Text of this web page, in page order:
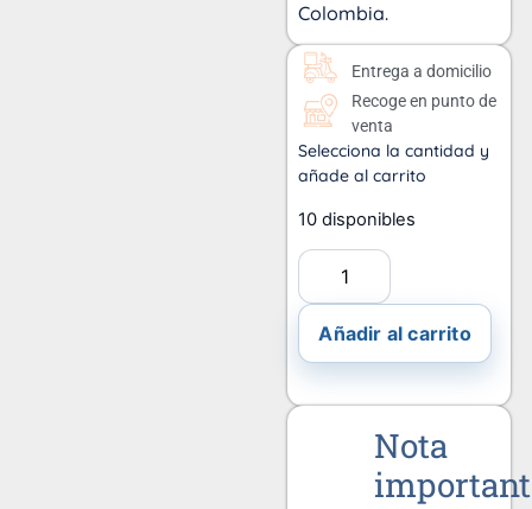
Colombia.
Entrega a domicilio
Recoge en punto de
venta
Selecciona la cantidad y
añade al carrito
10 disponibles
Añadir al carrito
Nota